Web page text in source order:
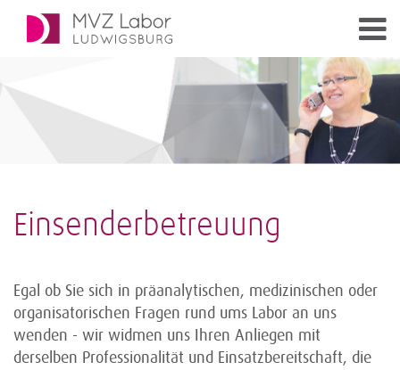
Einsenderbetreuung
Egal ob Sie sich in präanalytischen, medizinischen oder
organisatorischen Fragen rund ums Labor an uns
wenden - wir widmen uns Ihren Anliegen mit
derselben Professionalität und Einsatzbereitschaft, die